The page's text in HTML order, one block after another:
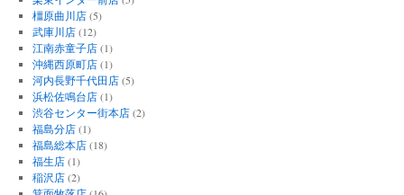
橿原曲川店(5)
武庫川店(12)
江南赤童子店(1)
沖縄西原町店(1)
河内長野千代田店(5)
浜松佐鳴台店(1)
渋谷センター街本店(2)
福島分店(1)
福島総本店(18)
福生店(1)
稲沢店(2)